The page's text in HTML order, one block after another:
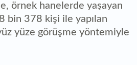
örnek hanelerde yaşayan
bin 378 kişi ile yapılan
yüze görüşme yöntemiyle